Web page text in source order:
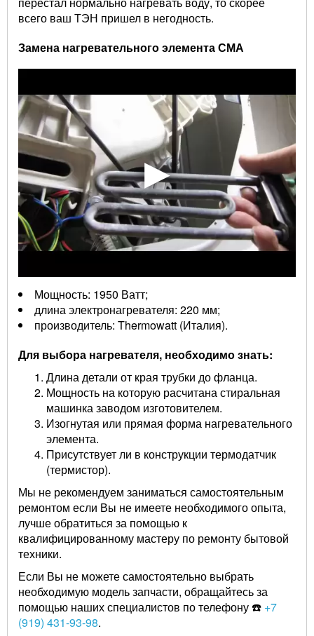
всего ваш ТЭН пришел в негодность.
Замена нагревательного элемента СМА
Мощность: 1950 Ватт;
длина электронагревателя: 220 мм;
производитель: Thermowatt (Италия).
Для выбора нагревателя, необходимо знать:
Длина детали от края трубки до фланца.
Мощность на которую расчитана стиральная
машинка заводом изготовителем.
Изогнутая или прямая форма нагревательного
элемента.
Присутствует ли в конструкции термодатчик
(термистор).
Мы не рекомендуем заниматься самостоятельным
ремонтом если Вы не имеете необходимого опыта,
лучше обратиться за помощью к
квалифицированному мастеру по ремонту бытовой
техники.
Если Вы не можете самостоятельно выбрать
необходимую модель запчасти, обращайтесь за
помощью наших специалистов по телефону ☎️ +7
(919) 431-93-98.